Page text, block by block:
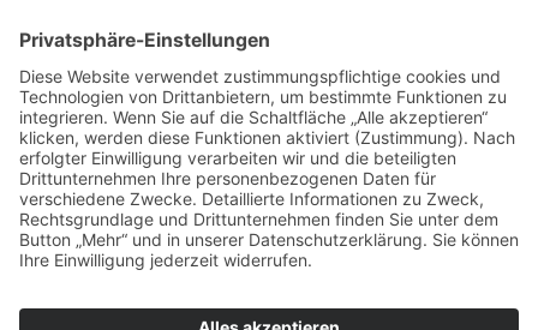
Standort
Impressum
Datenschutz
Cookie-Einstellungen
SAXOBRAZE GmbH
Parkstraße 4
D-09618 Großhartmannsdorf, OT Mittelsaida
Mobil: 0160 8424830